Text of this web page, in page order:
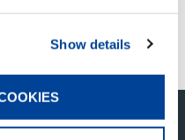
Show details
元顧問談（2024年1
このページの先頭へ